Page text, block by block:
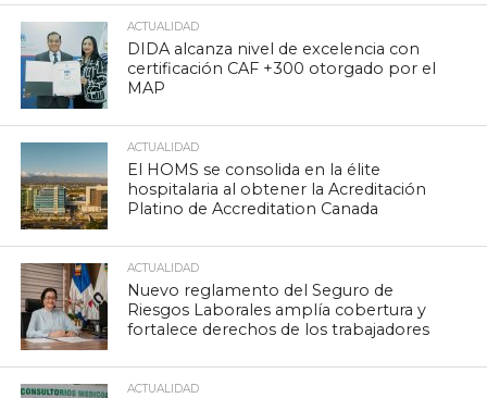
ACTUALIDAD
DIDA alcanza nivel de excelencia con
certificación CAF +300 otorgado por el
MAP
ACTUALIDAD
El HOMS se consolida en la élite
hospitalaria al obtener la Acreditación
Platino de Accreditation Canada
ACTUALIDAD
Nuevo reglamento del Seguro de
Riesgos Laborales amplía cobertura y
fortalece derechos de los trabajadores
ACTUALIDAD